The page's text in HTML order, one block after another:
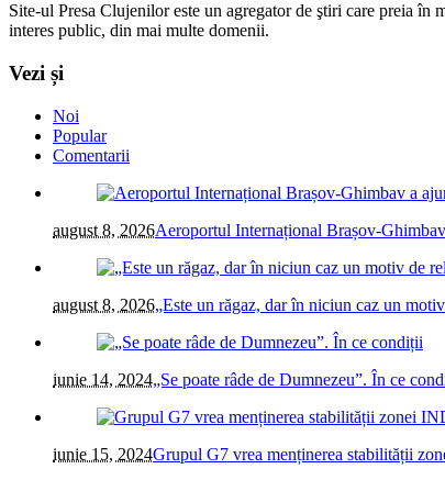
Site-ul Presa Clujenilor este un agregator de ştiri care preia
interes public, din mai multe domenii.
Vezi și
Noi
Popular
Comentarii
august 8, 2026Aeroportul Internațional Brașov-
august 8, 2026„Este un răgaz, dar în niciun caz un
iunie 14, 2024„Se poate râde de Dumnezeu”. În ce
iunie 15, 2024Grupul G7 vrea menținerea stabilității